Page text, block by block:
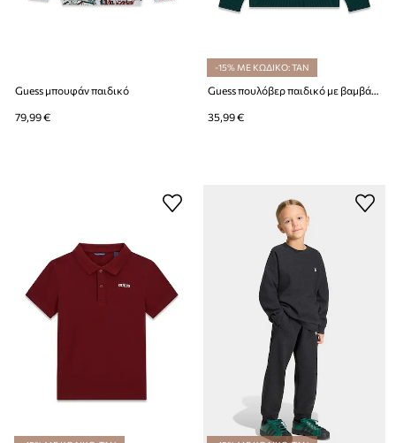
Guess μπουφάν παιδικό
79,99 €
-15% ΜΕ ΚΩΔΙΚΟ: TAN
35,99 €